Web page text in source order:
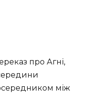
про Агні,
між